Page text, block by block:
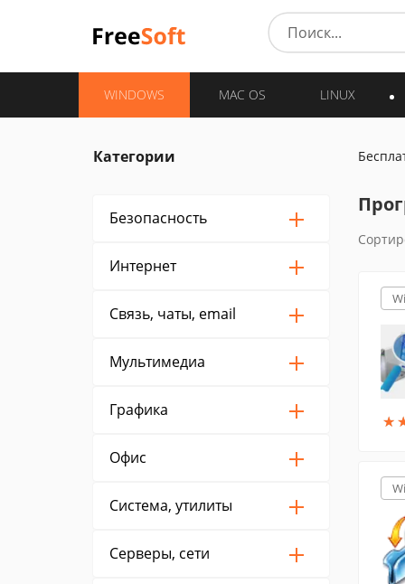
WINDOWS MAC OS LINUX
Категории
Безопасность
Интернет
Связь, чаты, email
Мультимедиа
Графика
Офис
Система, утилиты
Серверы, сети
★
★